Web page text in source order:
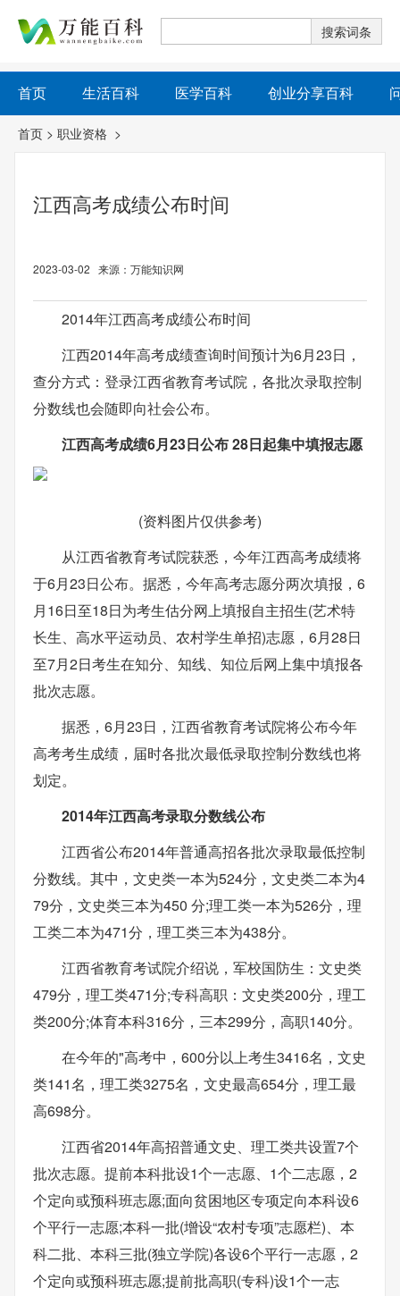
首页 生活百科 医学百科 创业分享百科
首页 > 职业资格 >
江西高考成绩公布时间
2023-03-02 来源：万能知识网
2014年江西高考成绩公布时间
江西2014年高考成绩查询时间预计为6月23日，
查分方式：登录江西省教育考试院，各批次录取控制
分数线也会随即向社会公布。
江西高考成绩6月23日公布 28日起集中填报志愿
(资料图片仅供参考)
从江西省教育考试院获悉，今年江西高考成绩将
于6月23日公布。据悉，今年高考志愿分两次填报，6
月16日至18日为考生估分网上填报自主招生(艺术特
长生、高水平运动员、农村学生单招)志愿，6月28日
至7月2日考生在知分、知线、知位后网上集中填报各
批次志愿。
据悉，6月23日，江西省教育考试院将公布今年
高考考生成绩，届时各批次最低录取控制分数线也将
划定。
2014年江西高考录取分数线公布
江西省公布2014年普通高招各批次录取最低控制
分数线。其中，文史类一本为524分，文史类二本为4
79分，文史类三本为450 分;理工类一本为526分，理
工类二本为471分，理工类三本为438分。
江西省教育考试院介绍说，军校国防生：文史类
479分，理工类471分;专科高职：文史类200分，理工
类200分;体育本科316分，三本299分，高职140分。
在今年的"高考中，600分以上考生3416名，文史
类141名，理工类3275名，文史最高654分，理工最
高698分。
江西省2014年高招普通文史、理工类共设置7个
批次志愿。提前本科批设1个一志愿、1个二志愿，2
个定向或预科班志愿;面向贫困地区专项定向本科设6
个平行一志愿;本科一批(增设“农村专项”志愿栏)、本
科二批、本科三批(独立学院)各设6个平行一志愿，2
个定向或预科班志愿;提前批高职(专科)设1个一志